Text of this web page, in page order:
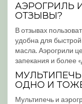
АЭРОГРИЛЬ
ОТЗЫВЫ?
В отзывах
удобна для
масла. Аэрогрили
запекания и более
ОДНО И
Мультипечь и